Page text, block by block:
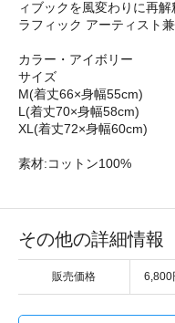
ィブックを風変わりに再
ラフィック アーティスト
カラー・アイボリー
サイズ
M(着丈66×身幅55cm)
L(着丈70×身幅58cm)
XL(着丈72×身幅60cm)
素材:コットン100%
その他の詳細情報
販売価格 6,800